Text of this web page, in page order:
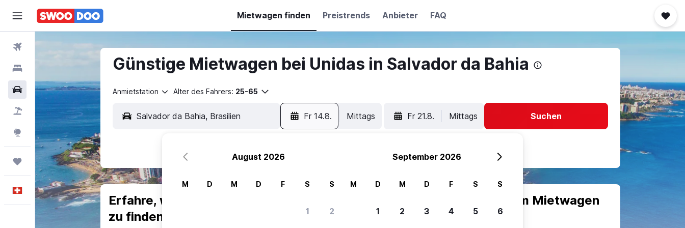
Mietwagen finden Preistrends Anbieter FAQ
Mietwagen
Pauschalreisen
FERIEN
Explore
Trips
Deutsch
Günstige Mietwagen bei Unidas in Salvador da Bahia
Anmietstation Alter des Fahrers: 25-65
Fr 14.8. Mittags Fr 21.8. Mittags Suchen
Erfahre, warum unsere Reisenden sich für SWOODOO entscheiden, um Mietwagen
zu finden.
August 2026
M D M D F S S
1 2
September 2026
M D M D F S S
1 2 3 4 5 6